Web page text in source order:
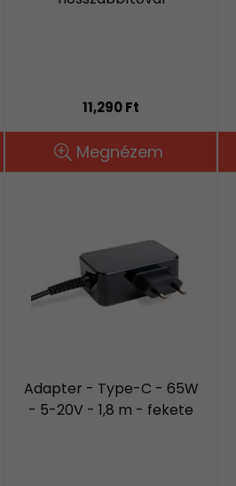
11,290 Ft
Megnézem
Adapter - Type-C - 65W
- 5-20V - 1,8 m - fekete